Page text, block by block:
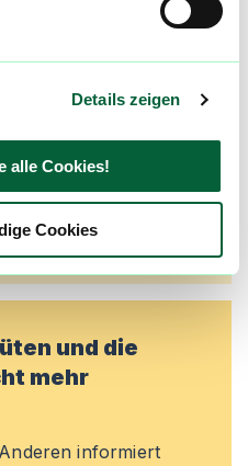
Details zeigen
alle Cookies!
Cookies
Fakten - täglich
um dir deine
erhalten!
und die
mehr
informiert